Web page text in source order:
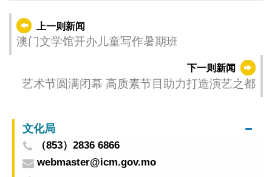
上一则新闻
澳门文学馆开办儿童写作暑期班
下一则新闻
艺术节圆满闭幕 高质素节目助力打造演艺之都
文化局
（853）2836 6866
webmaster@icm.gov.mo